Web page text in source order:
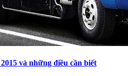
và những điều cần biết